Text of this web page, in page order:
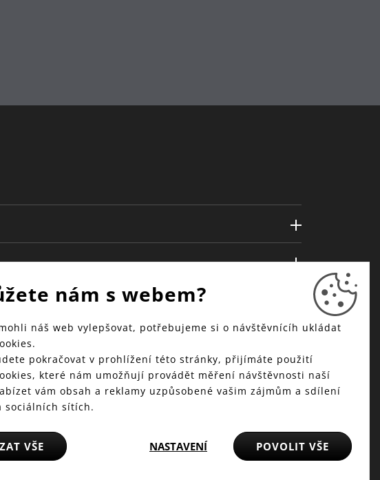
© 2025 WMF - Všechna práva vyhrazena
nám s webem?
náš web vylepšovat, potřebujeme si o návštěvnícíh ukládat
pokračovat v prohlížení této stránky, přijímáte použití
které nám umožňují provádět měření návštěvnosti naší
vám obsah a reklamy uzpůsobené vašim zájmům a sdílení
sociálních sítích.
VŠE NASTAVENÍ POVOLIT VŠE